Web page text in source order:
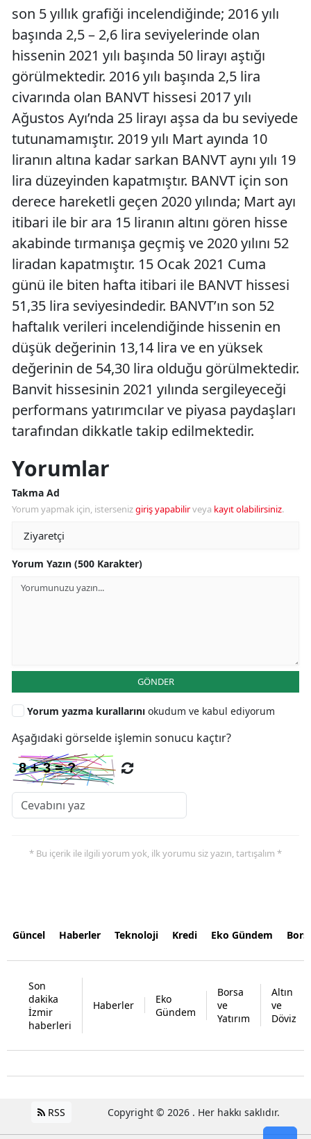
son 5 yıllık grafiği incelendiğinde; 2016 yılı
başında 2,5 – 2,6 lira seviyelerinde olan
hissenin 2021 yılı başında 50 lirayı aştığı
görülmektedir. 2016 yılı başında 2,5 lira
civarında olan BANVT hissesi 2017 yılı
Ağustos Ayı’nda 25 lirayı aşsa da bu seviyede
tutunamamıştır. 2019 yılı Mart ayında 10
liranın altına kadar sarkan BANVT aynı yılı 19
lira düzeyinden kapatmıştır. BANVT için son
derece hareketli geçen 2020 yılında; Mart ayı
itibari ile bir ara 15 liranın altını gören hisse
akabinde tırmanışa geçmiş ve 2020 yılını 52
liradan kapatmıştır. 15 Ocak 2021 Cuma
günü ile biten hafta itibari ile BANVT hissesi
51,35 lira seviyesindedir. BANVT’ın son 52
haftalık verileri incelendiğinde hissenin en
düşük değerinin 13,14 lira ve en yüksek
değerinin de 54,30 lira olduğu görülmektedir.
Banvit hissesinin 2021 yılında sergileyeceği
performans yatırımcılar ve piyasa paydaşları
tarafından dikkatle takip edilmektedir.
Yorumlar
Takma Ad
Yorum yapmak için, istersenizgiriş yapabilirveya kayıt olabilirsiniz.
Yorum Yazın (500 Karakter)
GÖNDER
Yorum yazma kurallarını okudum ve kabul ediyorum
Aşağıdaki görselde işlemin sonucu kaçtır?
* Bu içerik ile ilgili yorum yok, ilk yorumu siz yazın, tartışalım *
Güncel Haberler Teknoloji Kredi Eko Gündem
Son
dakika
İzmir
haberleri
Haberler
Eko
Gündem
Borsa
ve
Yatırım
Altın
ve
Döviz
RSS Copyright © 2026 . Her hakkı saklıdır.